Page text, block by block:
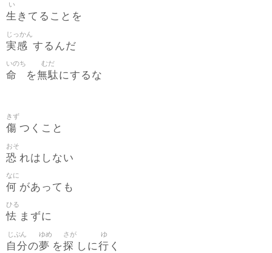
生
い
きてることを
実感
じっかん
するんだ
命
いのち
を無駄
むだ
にするな
傷
きず
つくこと
恐
おそ
れはしない
何
なに
があっても
怯
ひる
まずに
自分
じぶん
の夢
ゆめ
を探
さが
しに行
ゆ
く